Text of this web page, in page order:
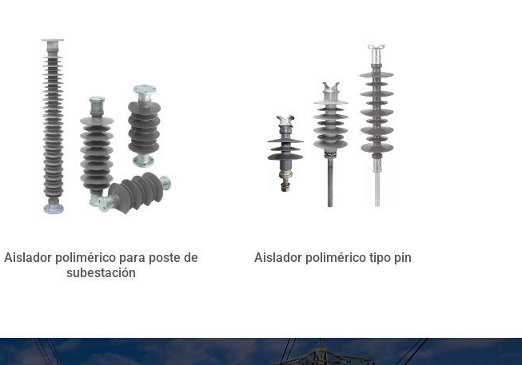
Aislador polimérico para poste de
subestación
Aislador polimérico tipo pin